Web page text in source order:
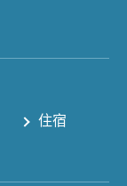
住宿